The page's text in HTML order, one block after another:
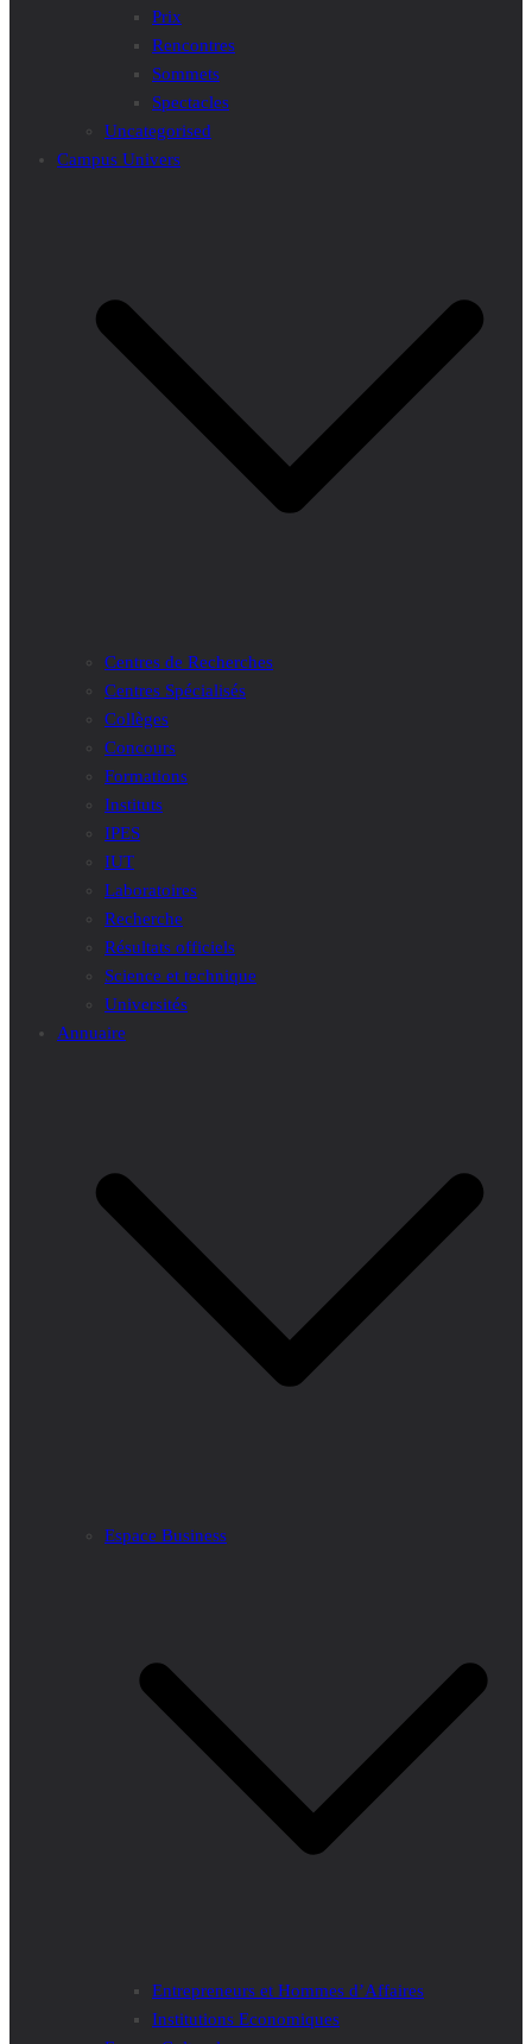
Prix
Rencontres
Sommets
Spectacles
Uncategorised
Campus Univers
Centres de Recherches
Centres Spécialisés
Collèges
Concours
Formations
Instituts
IPES
IUT
Laboratoires
Recherche
Résultats officiels
Science et technique
Universités
Annuaire
Espace Business
Entrepreneurs et Hommes d’Affaires
Institutions Economiques